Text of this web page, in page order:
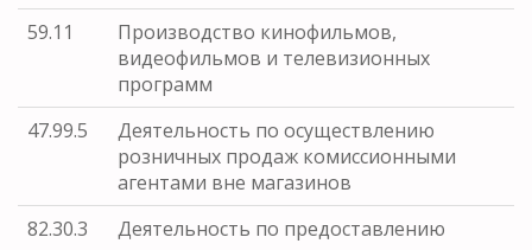
59.11
Производство кинофильмов,
видеофильмов и телевизионных
программ
47.99.5
Деятельность по осуществлению
розничных продаж комиссионными
агентами вне магазинов
82.30.3
Деятельность по предоставлению